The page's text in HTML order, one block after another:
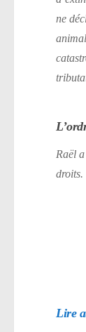
ne
Raël
droits.
Lire